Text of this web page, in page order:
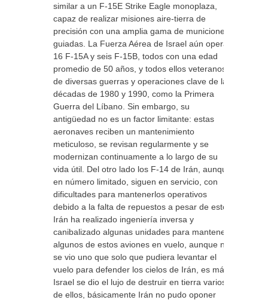
similar a un F-15E Strike Eagle monoplaza,
capaz de realizar misiones aire-tierra de
precisión con una amplia gama de municiones
guiadas. La Fuerza Aérea de Israel aún opera
16 F-15A y seis F-15B, todos con una edad
promedio de 50 años, y todos ellos veteranos
de diversas guerras y operaciones clave de las
décadas de 1980 y 1990, como la Primera
Guerra del Líbano. Sin embargo, su
antigüedad no es un factor limitante: estas
aeronaves reciben un mantenimiento
meticuloso, se revisan regularmente y se
modernizan continuamente a lo largo de su
vida útil. Del otro lado los F-14 de Irán, aunque
en número limitado, siguen en servicio, con
dificultades para mantenerlos operativos
debido a la falta de repuestos a pesar de esto,
Irán ha realizado ingeniería inversa y
canibalizado algunas unidades para mantener
algunos de estos aviones en vuelo, aunque no
se vio uno que solo que pudiera levantar el
vuelo para defender los cielos de Irán, es más
Israel se dio el lujo de destruir en tierra varios
de ellos, básicamente Irán no pudo oponer